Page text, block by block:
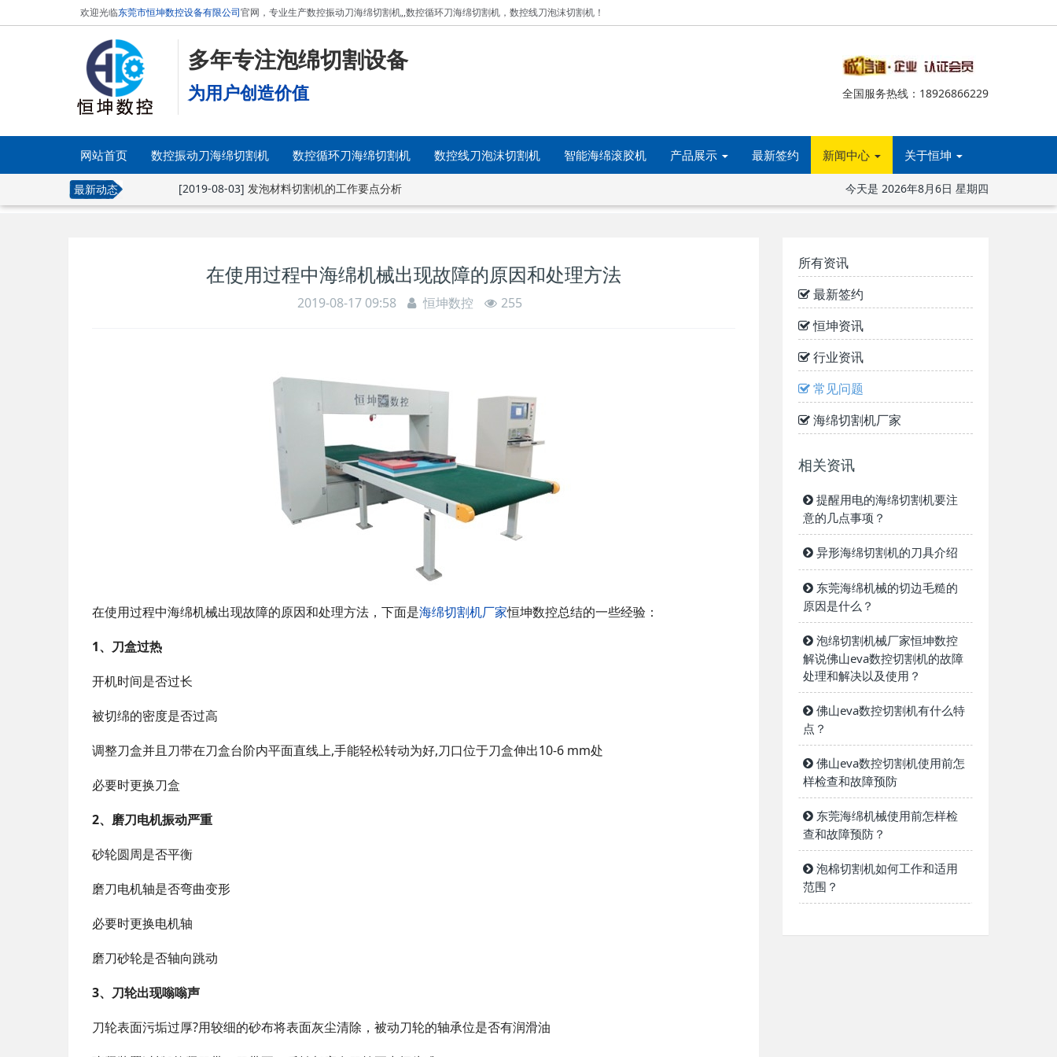
欢迎光临东莞市恒坤数控设备有限公司官网，专业生产数控振动刀海绵切割机,,数控循环刀海绵切割机， 数控线刀泡沫切割机！
多年专注泡绵切割设备
为用户创造价值 全国服务热线：18926866229
网站首页 数控振动刀海绵切割机 数控循环刀海绵切割机 数控线刀泡沫切割机 智能海绵滚胶机 产品展示 最新签约 新闻中心 关于恒坤
最新动态 [2019-08-03] 发泡材料切割机的工作要点分析 今天是 2026年8月6日 星期四
在使用过程中海绵机械出现故障的原因和处理方法
2019-08-17 09:58 恒坤数控 255
在使用过程中海绵机械出现故障的原因和处理方法，下面是海绵切割机厂家恒坤数控总结的一些经验：
1、刀盒过热
开机时间是否过长
被切绵的密度是否过高
调整刀盒并且刀带在刀盒台阶内平面直线上,手能轻松转动为好,刀口位于刀盒伸出10-6 mm处
必要时更换刀盒
2、磨刀电机振动严重
砂轮圆周是否平衡
磨刀电机轴是否弯曲变形
必要时更换电机轴
磨刀砂轮是否轴向跳动
3、刀轮出现嗡嗡声
刀轮表面污垢过厚?用较细的砂布将表面灰尘清除，被动刀轮的轴承位是否有润滑油
所有资讯
最新签约
恒坤资讯
行业资讯
常见问题
海绵切割机厂家
相关资讯
提醒用电的海绵切割机要注
意的几点事项？
异形海绵切割机的刀具介绍
东莞海绵机械的切边毛糙的
原因是什么？
泡绵切割机械厂家恒坤数控
解说佛山eva数控切割机的故障
处理和解决以及使用？
佛山eva数控切割机有什么特
点？
佛山eva数控切割机使用前怎
样检查和故障预防
东莞海绵机械使用前怎样检
查和故障预防？
泡棉切割机如何工作和适用
范围？